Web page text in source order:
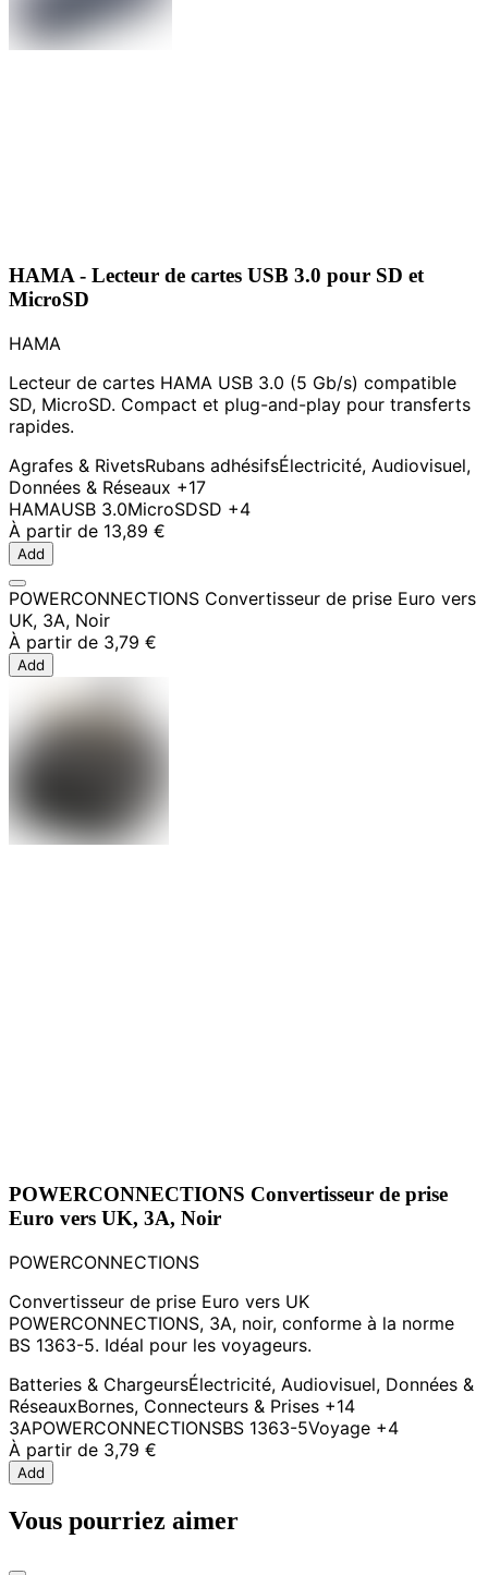
HAMA - Lecteur de cartes USB 3.0 pour SD et
MicroSD
HAMA
Lecteur de cartes HAMA USB 3.0 (5 Gb/s) compatible
SD, MicroSD. Compact et plug-and-play pour transferts
rapides.
Agrafes & RivetsRubans adhésifsÉlectricité, Audiovisuel,
Données & Réseaux +17
HAMAUSB 3.0MicroSDSD +4
À partir de 13,89 €
Add
POWERCONNECTIONS Convertisseur de prise Euro vers
UK, 3A, Noir
À partir de 3,79 €
Add
POWERCONNECTIONS Convertisseur de prise
Euro vers UK, 3A, Noir
POWERCONNECTIONS
Convertisseur de prise Euro vers UK
POWERCONNECTIONS, 3A, noir, conforme à la norme
BS 1363-5. Idéal pour les voyageurs.
Batteries & ChargeursÉlectricité, Audiovisuel, Données &
RéseauxBornes, Connecteurs & Prises +14
3APOWERCONNECTIONSBS 1363-5Voyage +4
À partir de 3,79 €
Add
Vous pourriez aimer